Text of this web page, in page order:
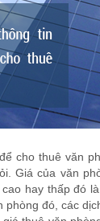
cho thuê văn
Giá của văn
hay thấp đó
phòng đó, các